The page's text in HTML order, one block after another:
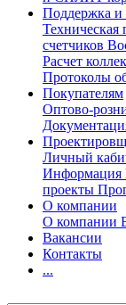
Поддержка и
Техническая
счетчиков
Расчет
Протоколы
Покупателям
Оптово-
Личный
Информация
проекты
О компании
О компании
Вакансии
Контакты
...